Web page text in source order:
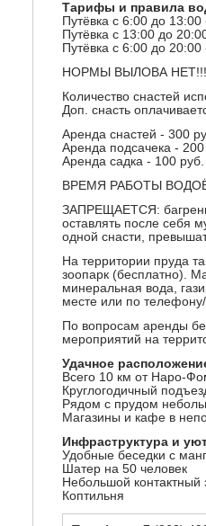
Тарифы и правила
Путёвка с 6:00 до
Путёвка с 13:00 до
Путёвка с 6:00 до
НОРМЫ ВЫЛОВА НЕТ!!!
Количество снастей
Доп. снасть
Аренда снастей - 300
Аренда подсачека -
Аренда садка - 100 руб.
ВРЕМЯ РАБОТЫ
ЗАПРЕЩАЕТСЯ:
оставлять после себя
одной снасти,
На территории пруда
зоопарк (бесплатно).
минеральная вода,
месте или по
По вопросам аренды
мероприятий на
Удачное
Всего 10 км от Наро-
Круглогодичный
Рядом с прудом
Магазины и кафе в
Инфраструктура и
Удобные беседки с
Шатер на 50 человек
Небольшой контактный
Коптильня